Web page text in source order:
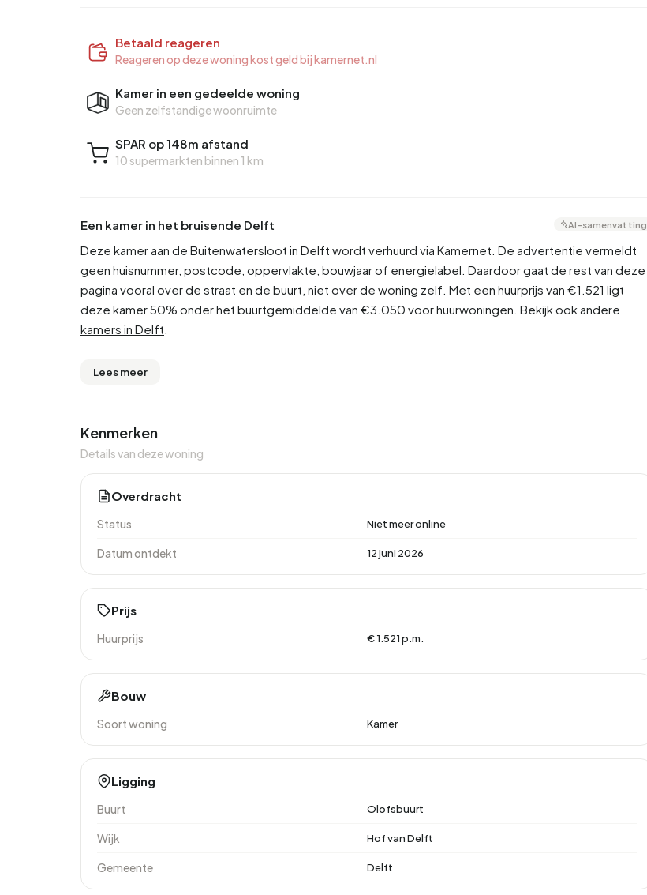
Betaald reageren
Reageren op deze woning kost geld bij kamernet.nl
Kamer in een gedeelde woning
Geen zelfstandige woonruimte
SPAR op 148m afstand
10 supermarkten binnen 1 km
AI-samenvatting
Een kamer in het bruisende Delft
Deze kamer aan de Buitenwatersloot in Delft wordt verhuurd via Kamernet. De advertentie vermeldt
geen huisnummer, postcode, oppervlakte, bouwjaar of energielabel. Daardoor gaat de rest van deze
pagina vooral over de straat en de buurt, niet over de woning zelf. Met een huurprijs van €1.521 ligt
deze kamer 50% onder het buurtgemiddelde van €3.050 voor huurwoningen. Bekijk ook andere
kamers in Delft
Lees meer
Kenmerken
Details van deze woning
Overdracht
Status Niet meer online
Datum ontdekt 12 juni 2026
Prijs
Huurprijs € 1.521 p.m.
Bouw
Soort woning Kamer
Ligging
Buurt Olofsbuurt
Wijk Hof van Delft
Gemeente Delft